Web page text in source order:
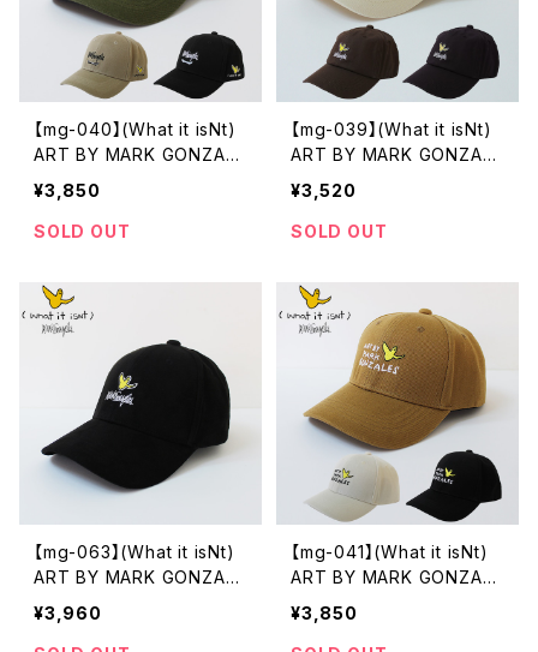
【mg-040】(What it isNt)
ART BY MARK GONZALE
S マークゴンザレス 刺繍 ベ
ースボールキャップ ベージ
ュ カーキ ブラック ユニセッ
気 安い ブランド 通勤 通学
¥3,850
SOLD OUT
【mg-039】(What it isNt)
ART BY MARK GONZALE
S マークゴンザレス 刺繍 ベ
ースボールキャップ つば裏
緑 ナチュラル ブラウン ブラ
い おしゃれ 人気 安い ブラ
ンド 通勤 通学 買い物 カジ
ュアル
¥3,520
SOLD OUT
【mg-063】(What it isNt)
ART BY MARK GONZALE
S マークゴンザレス 刺繍 ベ
ースボールキャップ つば裏
¥3,960
【mg-041】(What it isNt)
ART BY MARK GONZALE
S マークゴンザレス 刺繍 ベ
ースボールキャップ つば裏
¥3,850